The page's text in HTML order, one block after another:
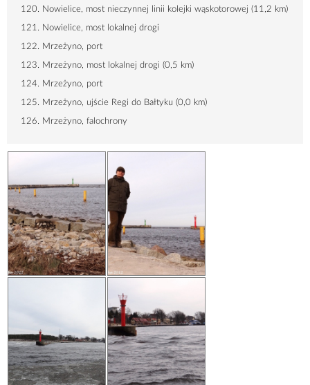
120. Nowielice, most nieczynnej linii kolejki wąskotorowej (11,2 km)
121. Nowielice, most lokalnej drogi
122. Mrzeżyno, port
123. Mrzeżyno, most lokalnej drogi (0,5 km)
124. Mrzeżyno, port
125. Mrzeżyno, ujście Regi do Bałtyku (0,0 km)
126. Mrzeżyno, falochrony